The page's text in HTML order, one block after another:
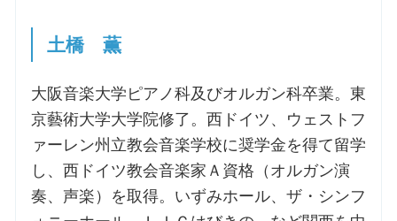
土橋 薫
大阪音楽大学ピアノ科及びオルガン科卒業。東
京藝術大学大学院修了。西ドイツ、ウェストフ
ァーレン州立教会音楽学校に奨学金を得て留学
し、西ドイツ教会音楽家Ａ資格（オルガン演
奏、声楽）を取得。いずみホール、ザ・シンフ